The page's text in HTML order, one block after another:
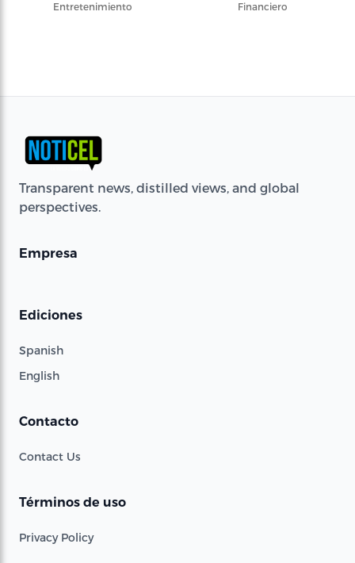
Entretenimiento
Financiero
Transparent news, distilled views, and global
perspectives.
Empresa
Ediciones
Spanish
English
Contacto
Contact Us
Términos de uso
Privacy Policy